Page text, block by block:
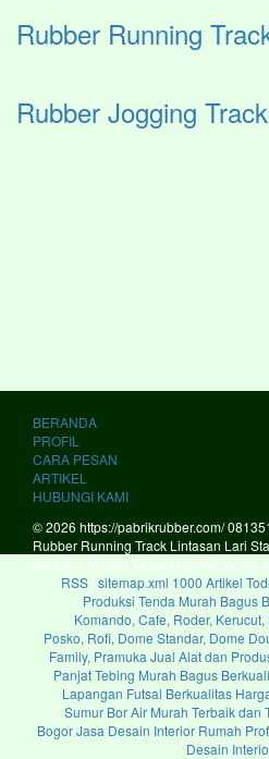
Rubber Running
Rubber Jogging Track
BERANDA
PROFIL
CARA PESAN
ARTIKEL
HUBUNGI KAMI
© 2026 https://pabrikrubber.com/
Rubber Running Track Lintasan Lari
Amateur Athletic Federation WA World
RSS sitemap.xml 1000 Artikel
Produksi Tenda Murah Bagus
Komando, Cafe, Roder,
Posko, Rofi, Dome Standar, Dome
Family, Pramuka Jual Alat dan
Panjat Tebing Murah Bagus
Lapangan Futsal Berkualitas
Sumur Bor Air Murah Terbaik
BogorJasa Desain Interior Rumah
Desain